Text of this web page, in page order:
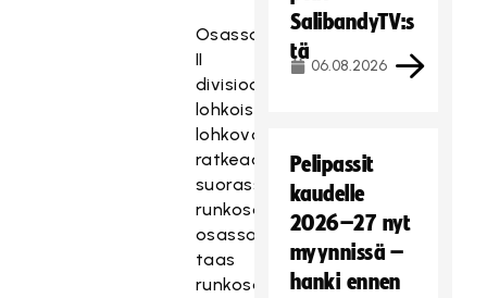
Osassa
II
divisioonan
lohkoista
lohkovoitto
ratkeaa
suorassa
runkosarjassa,
osassa
taas
runkosarjan
SalibandyTV:s
tä
06.08.2026
Pelipassit
kaudelle
2026–27 nyt
myynnissä –
hanki ennen